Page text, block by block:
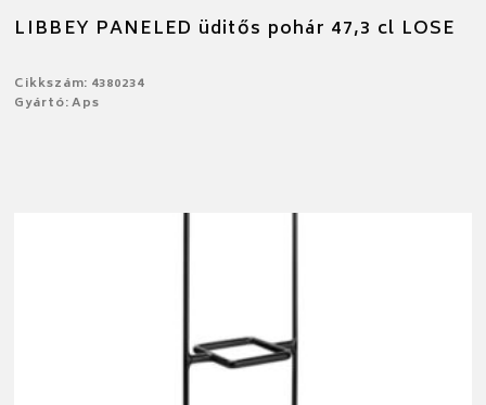
LIBBEY PANELED üditős pohár 47,3 cl LOSE
Cikkszám: 4380234
Gyártó: Aps